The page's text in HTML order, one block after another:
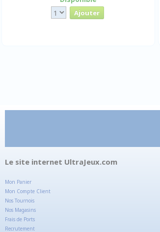
Le site internet UltraJeux.com
Mon Panier
Mon Compte Client
Nos Tournois
Nos Magasins
Frais de Ports
Recrutement